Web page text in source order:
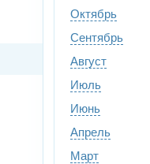
Октябрь
Сентябрь
Август
Июль
Июнь
Апрель
Март